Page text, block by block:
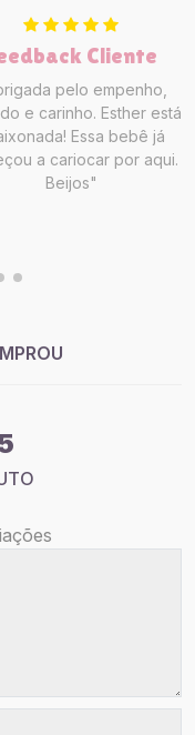
Cliente
pelo empenho,
e carinho. Esther está
Essa bebê já
a cariocar por aqui.
Beijos"